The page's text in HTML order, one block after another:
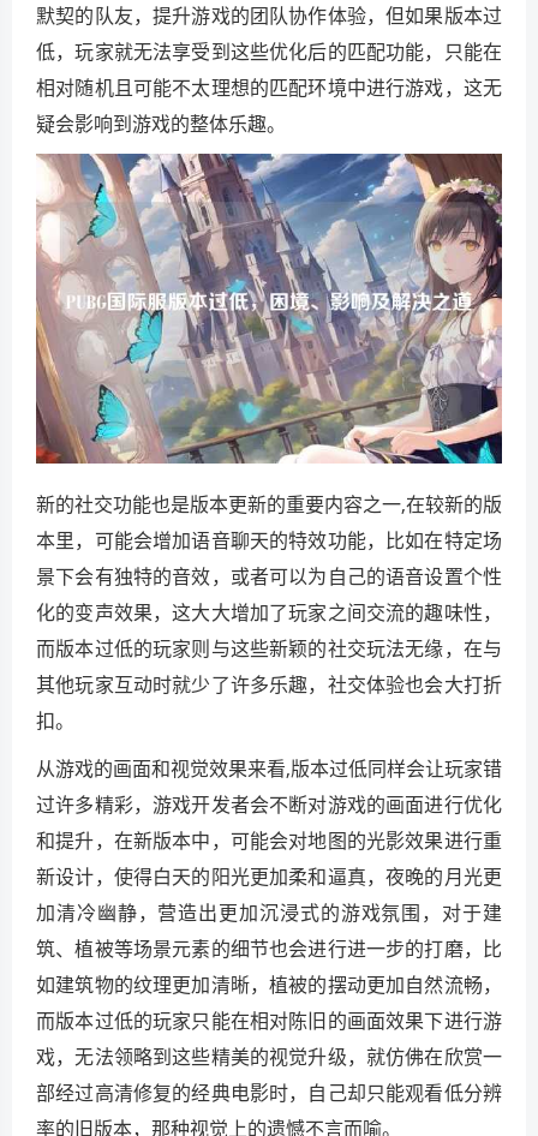
默契的队友，提升游戏的团队协作体验，但如果版本过
低，玩家就无法享受到这些优化后的匹配功能，只能在
相对随机且可能不太理想的匹配环境中进行游戏，这无
疑会影响到游戏的整体乐趣。
新的社交功能也是版本更新的重要内容之一,在较新的版
本里，可能会增加语音聊天的特效功能，比如在特定场
景下会有独特的音效，或者可以为自己的语音设置个性
化的变声效果，这大大增加了玩家之间交流的趣味性，
而版本过低的玩家则与这些新颖的社交玩法无缘，在与
其他玩家互动时就少了许多乐趣，社交体验也会大打折
扣。
从游戏的画面和视觉效果来看,版本过低同样会让玩家错
过许多精彩，游戏开发者会不断对游戏的画面进行优化
和提升，在新版本中，可能会对地图的光影效果进行重
新设计，使得白天的阳光更加柔和逼真，夜晚的月光更
加清冷幽静，营造出更加沉浸式的游戏氛围，对于建
筑、植被等场景元素的细节也会进行进一步的打磨，比
如建筑物的纹理更加清晰，植被的摆动更加自然流畅，
而版本过低的玩家只能在相对陈旧的画面效果下进行游
戏，无法领略到这些精美的视觉升级，就仿佛在欣赏一
部经过高清修复的经典电影时，自己却只能观看低分辨
率的旧版本，那种视觉上的遗憾不言而喻。